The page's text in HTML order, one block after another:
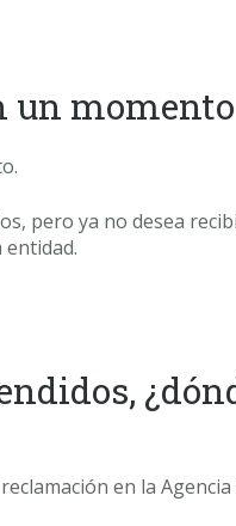
un
pero ya no desea
en la